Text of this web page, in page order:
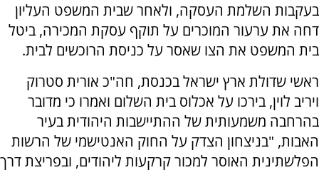
בעקבות השלמת העסקה, ולאחר שבית המשפט העליון
דחה את ערעור המוכרים על תוקף עסקת המכירה, ביטל
בית המשפט את הצו שאסר על כניסת הרוכשים לבית.
ראשי שדולת ארץ ישראל בכנסת, חה"כ אורית סטרוק
ויריב לוין, בירכו על אכלוס בית השלום ואמרו כי מדובר
בהרחבה משמעותית של ההתיישבות היהודית בעיר
האבות, "בניצחון הצדק על החוק האנטישמי של הרשות
הפלשתינית האוסר למכור קרקעות ליהודים, ובפריצת דרך